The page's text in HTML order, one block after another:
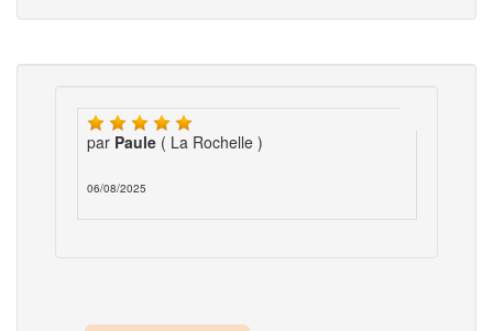
par Paule ( La Rochelle )
06/08/2025